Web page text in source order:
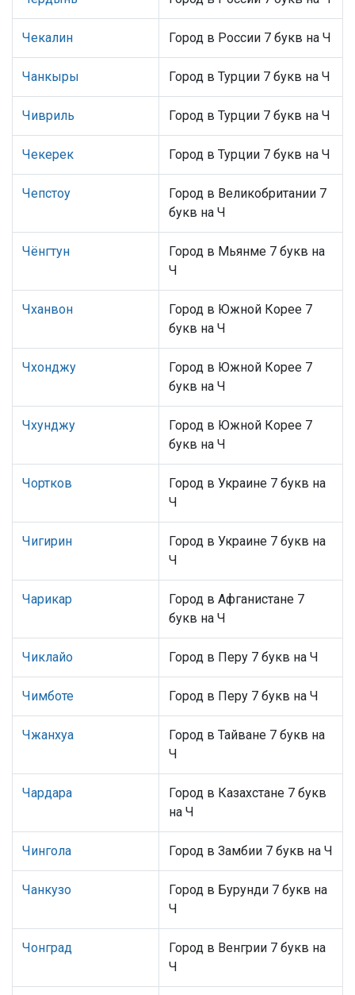
Чекалин Город в России 7 букв на Ч
Чанкыры Город в Турции 7 букв на Ч
Чивриль Город в Турции 7 букв на Ч
Чекерек Город в Турции 7 букв на Ч
Чепстоу
Город в Великобритании 7
букв на Ч
Чёнгтун
Город в Мьянме 7 букв на
Ч
Чханвон
Город в Южной Корее 7
букв на Ч
Чхонджу
Город в Южной Корее 7
букв на Ч
Чхунджу
Город в Южной Корее 7
букв на Ч
Чортков
Город в Украине 7 букв на
Ч
Чигирин
Город в Украине 7 букв на
Ч
Чарикар
Город в Афганистане 7
букв на Ч
Чиклайо Город в Перу 7 букв на Ч
Чимботе Город в Перу 7 букв на Ч
Чжанхуа
Город в Тайване 7 букв на
Ч
Чардара
Город в Казахстане 7 букв
на Ч
Чингола Город в Замбии 7 букв на Ч
Чанкузо
Город в Бурунди 7 букв на
Ч
Чонград
Город в Венгрии 7 букв на
Ч